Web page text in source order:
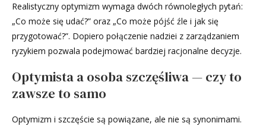
Realistyczny optymizm wymaga dwóch równoległych pytań:
„Co może się udać?” oraz „Co może pójść źle i jak się
przygotować?”. Dopiero połączenie nadziei z zarządzaniem
ryzykiem pozwala podejmować bardziej racjonalne decyzje.
Optymista a osoba szczęśliwa — czy to
zawsze to samo
Optymizm i szczęście są powiązane, ale nie są synonimami.